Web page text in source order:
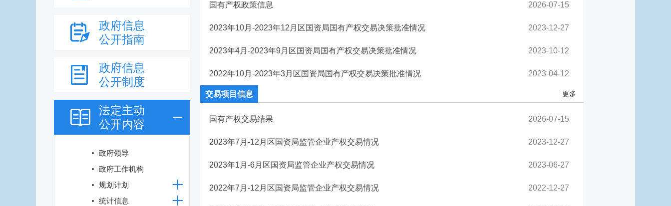
政府信息
公开指南
政府信息
公开制度
法定主动
公开内容
政府领导
政府工作机构
规划计划
统计信息
国有产权政策信息 2026-07-15
2023年10月-2023年12月区国资局国有产权交易决策批准情况 2023-12-27
​2023年4月-2023年9月区国资局国有产权交易决策批准情况 2023-10-12
2022年10月-2023年3月区国资局国有产权交易决策批准情况 2023-04-12
交易项目信息 更多
国有产权交易结果 2026-07-15
2023年7月-12月区国资局监管企业产权交易情况 2023-12-27
2023年1月-6月区国资局监管企业产权交易情况 2023-06-27
2022年7月-12月区国资局监管企业产权交易情况 2022-12-27